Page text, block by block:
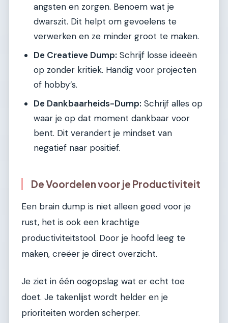
angsten en zorgen. Benoem wat je
dwarszit. Dit helpt om gevoelens te
verwerken en ze minder groot te maken.
De Creatieve Dump: Schrijf losse ideeën
op zonder kritiek. Handig voor projecten
of hobby’s.
De Dankbaarheids-Dump: Schrijf alles op
waar je op dat moment dankbaar voor
bent. Dit verandert je mindset van
negatief naar positief.
De Voordelen voor je Productiviteit
Een brain dump is niet alleen goed voor je
rust, het is ook een krachtige
productiviteitstool. Door je hoofd leeg te
maken, creëer je direct overzicht.
Je ziet in één oogopslag wat er echt toe
doet. Je takenlijst wordt helder en je
prioriteiten worden scherper.